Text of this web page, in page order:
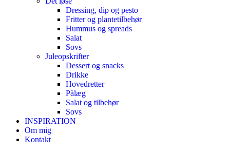
Dressing, dip og pesto
Fritter og plantetilbehør
Hummus og spreads
Salat
Sovs
Juleopskrifter
Dessert og snacks
Drikke
Hovedretter
Pålæg
Salat og tilbehør
Sovs
INSPIRATION
Om mig
Kontakt